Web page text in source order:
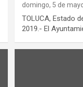
domingo, 5 de
TOLUCA, Estado
2019.- El